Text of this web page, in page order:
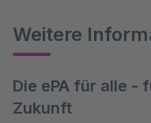
Weitere
Die ePA für alle -
Zukunft